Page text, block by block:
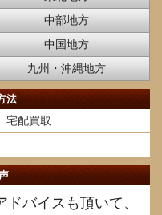
中部地方
中国地方
九州・沖縄地方
法
宅配買取
バイスも頂いて、